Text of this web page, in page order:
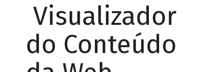
Visualizador
do Conteúdo